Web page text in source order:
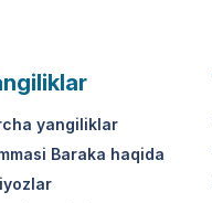
yangiliklar
Baraka haqida